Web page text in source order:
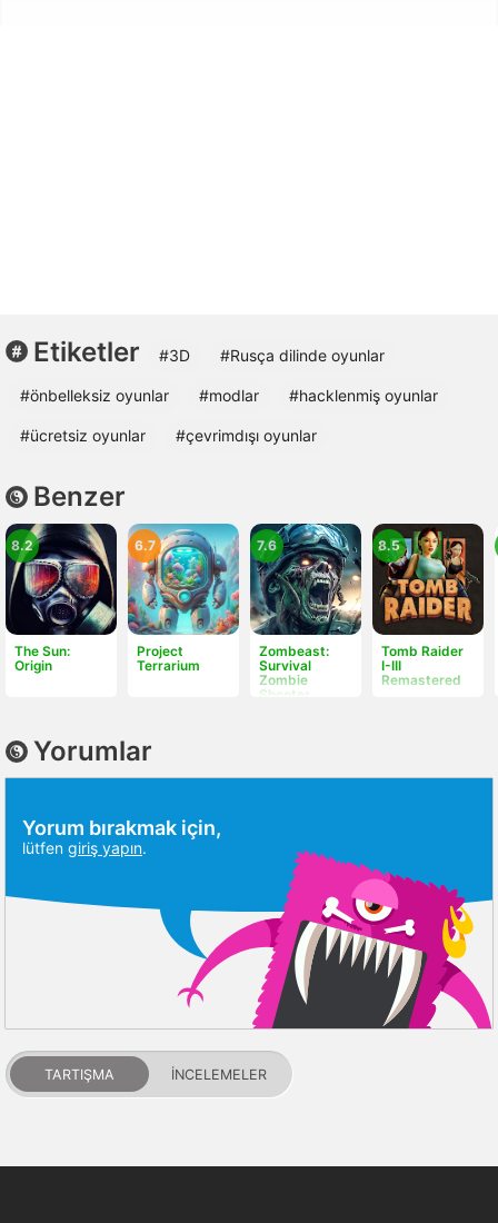
Etiketler #3D #Rusça dilinde oyunlar
#önbelleksiz oyunlar #modlar #hacklenmiş oyunlar
#ücretsiz oyunlar #çevrimdışı oyunlar
Benzer
The Sun:
Origin
8.2
Project
Terrarium
6.7
Zombeast:
Survival
Zombie
Shooter
7.6
Tomb Raider
I-III
Remastered
8.5
Yorumlar
Yorum bırakmak için,
lütfen giriş yapın.
TARTIŞMA İNCELEMELER